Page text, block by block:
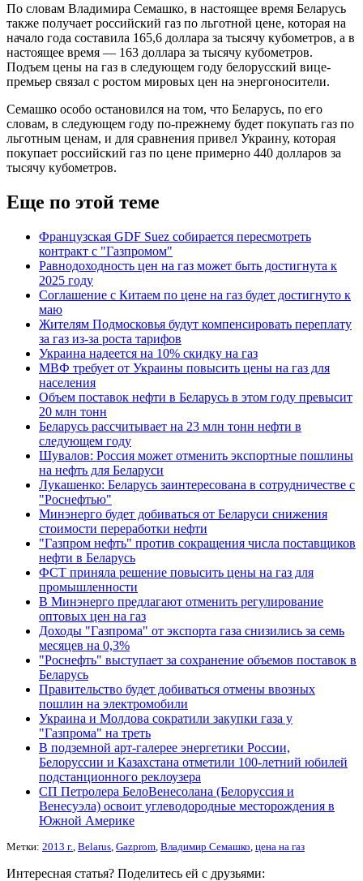
По словам Владимира Семашко, в настоящее время Беларусь
также получает российский газ по льготной цене, которая на
начало года составила 165,6 доллара за тысячу кубометров, а в
настоящее время — 163 доллара за тысячу кубометров.
Подъем цены на газ в следующем году белорусский вице-
премьер связал с ростом мировых цен на энергоносители.
Семашко особо остановился на том, что Беларусь, по его
словам, в следующем году по-прежнему будет покупать газ по
льготным ценам, и для сравнения привел Украину, которая
покупает российский газ по цене примерно 440 долларов за
тысячу кубометров.
Еще по этой теме
Французская GDF Suez собирается пересмотреть
контракт с "Газпромом"
Равнодоходность цен на газ может быть достигнута к
2025 году
Соглашение с Китаем по цене на газ будет достигнуто к
маю
Жителям Подмосковья будут компенсировать переплату
за газ из-за роста тарифов
Украина надеется на 10% скидку на газ
МВФ требует от Украины повысить цены на газ для
населения
Объем поставок нефти в Беларусь в этом году превысит
20 млн тонн
Беларусь рассчитывает на 23 млн тонн нефти в
следующем году
Шувалов: Россия может отменить экспортные пошлины
на нефть для Беларуси
Лукашенко: Беларусь заинтересована в сотрудничестве с
"Роснефтью"
Минэнерго будет добиваться от Беларуси снижения
стоимости переработки нефти
"Газпром нефть" против сокращения числа поставщиков
нефти в Беларусь
ФСТ приняла решение повысить цены на газ для
промышленности
В Минэнерго предлагают отменить регулирование
оптовых цен на газ
Доходы "Газпрома" от экспорта газа снизились за семь
месяцев на 0,3%
"Роснефть" выступает за сохранение объемов поставок в
Беларусь
Правительство будет добиваться отмены ввозных
пошлин на электромобили
Украина и Молдова сократили закупки газа у
"Газпрома" на треть
В подземной арт-галерее энергетики России,
Белоруссии и Казахстана отметили 100-летний юбилей
подстанционного реклоузера
СП Петролера БелоВенесолана (Белоруссия и
Венесуэла) освоит углеводородные месторождения в
Южной Америке
Метки: 2013 г. Belarus Gazprom Владимир Семашко цена на газ
Интересная статья? Поделитесь ей с друзьями: